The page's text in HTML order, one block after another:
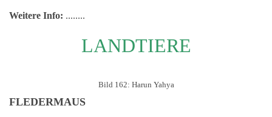
Weitere Info: ........
LANDTIERE
Bild 162: Harun Yahya
FLEDERMAUS